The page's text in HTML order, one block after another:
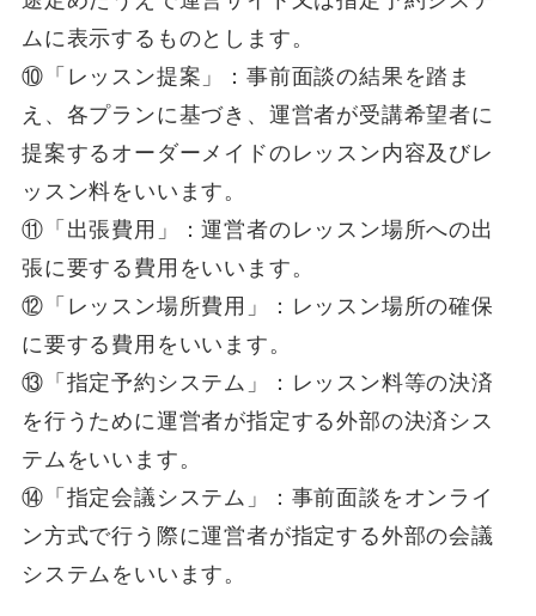
ムに表示するものとします。
⑩「レッスン提案」：事前面談の結果を踏ま
え、各プランに基づき、運営者が受講希望者に
提案するオーダーメイドのレッスン内容及びレ
ッスン料をいいます。
⑪「出張費用」：運営者のレッスン場所への出
張に要する費用をいいます。
⑫「レッスン場所費用」：レッスン場所の確保
に要する費用をいいます。
⑬「指定予約システム」：レッスン料等の決済
を行うために運営者が指定する外部の決済シス
テムをいいます。
⑭「指定会議システム」：事前面談をオンライ
ン方式で行う際に運営者が指定する外部の会議
システムをいいます。